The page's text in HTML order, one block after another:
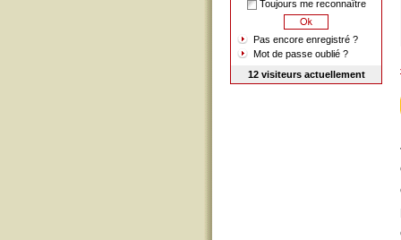
Toujours me reconnaître
Pas encore enregistré ?
Mot de passe oublié ?
12 visiteurs actuellement